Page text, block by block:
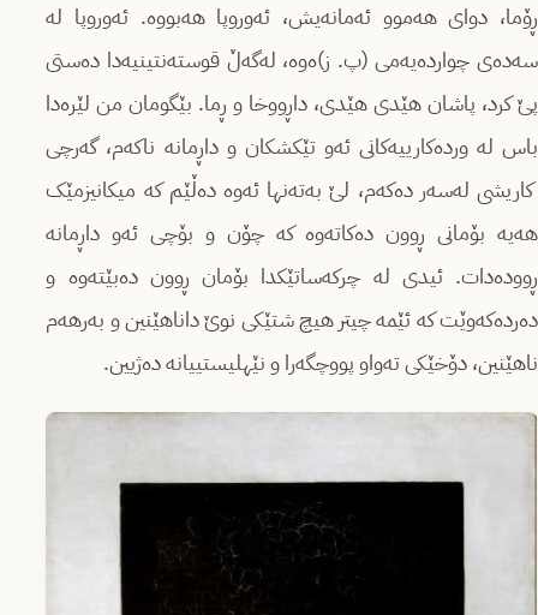
ڕۆما، دوای هەموو ئەمانەیش، ئەوروپا هەبووە. ئەوروپا لە
سەدەی چواردەیەمی (پ. ز)ەوە، لەگەڵ قوستەنتینیەدا دەستی
پێ کرد، پاشان هێدی هێدی، داڕووخا و ڕما. بێگومان من لێرەدا
باس لە وردەکارییەکانی ئەو تێکشکان و داڕمانە ناکەم، گەرچی
کاریشی لەسەر دەکەم، لێ بەتەنها ئەوە دەڵێم کە میکانیزمێک
هەیە بۆمانی ڕوون دەکاتەوە کە چۆن و بۆچی ئەو داڕمانە
ڕوودەدات. ئیدی لە چرکەساتێکدا بۆمان ڕوون دەبێتەوە و
دەردەکەوێت کە ئێمە چیتر هیچ شتێکی نوێ داناهێنین و بەرهەم
ناهێنین، دۆخێکی تەواو پووچگەرا و نێهلیستییانە دەژیین.